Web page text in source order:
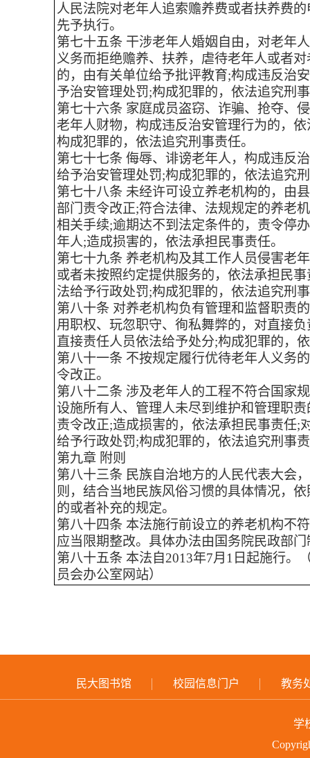
人民法院对老年人追索赡养费或者扶养费
先予执行。
第七十五条 干涉老年人婚姻自由，对老年
义务而拒绝赡养、扶养，虐待老年人或者
的，由有关单位给予批评教育;构成违反治
予治安管理处罚;构成犯罪的，依法追究刑
第七十六条 家庭成员盗窃、诈骗、抢夺、
老年人财物，构成违反治安管理行为的，
构成犯罪的，依法追究刑事责任。
第七十七条 侮辱、诽谤老年人，构成违反
给予治安管理处罚;构成犯罪的，依法追究
第七十八条 未经许可设立养老机构的，由
部门责令改正;符合法律、法规规定的养老
相关手续;逾期达不到法定条件的，责令停
年人;造成损害的，依法承担民事责任。
第七十九条 养老机构及其工作人员侵害老
或者未按照约定提供服务的，依法承担民
法给予行政处罚;构成犯罪的，依法追究刑
第八十条 对养老机构负有管理和监督职责
用职权、玩忽职守、徇私舞弊的，对直接
直接责任人员依法给予处分;构成犯罪的，
第八十一条 不按规定履行优待老年人义务
令改正。
第八十二条 涉及老年人的工程不符合国家
设施所有人、管理人未尽到维护和管理职
责令改正;造成损害的，依法承担民事责任;
给予行政处罚;构成犯罪的，依法追究刑事
第九章 附则
第八十三条 民族自治地方的人民代表大会
则，结合当地民族风俗习惯的具体情况，
的或者补充的规定。
第八十四条 本法施行前设立的养老机构不
应当限期整改。具体办法由国务院民政部门
第八十五条 本法自2013年7月1日起施行。
员会办公室网站）
民大图书馆 校园信息门户 教务
学